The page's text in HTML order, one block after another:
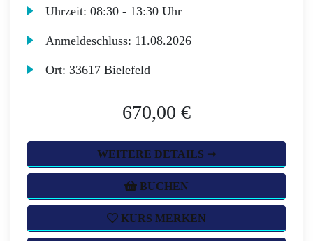
Uhrzeit:08:30 - 13:30 Uhr
Anmeldeschluss: 11.08.2026
Ort:33617 Bielefeld
670,00 €
WEITERE DETAILS ➞
BUCHEN
KURS MERKEN